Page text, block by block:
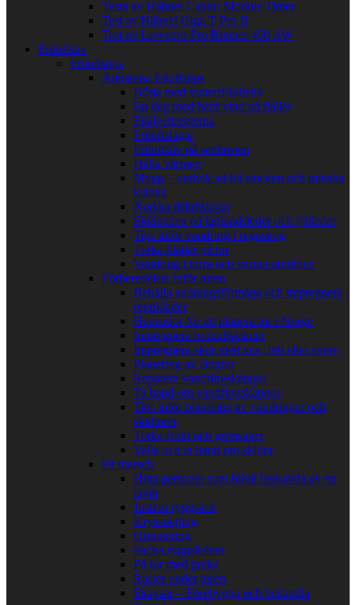
Testa av Hähnel Captur Module Timer
Test av Hähnel Giga T Pro II
Test av Lowepro Pro Runner 450 AW
Friluftsliv
Friluftstips
Allmänna friluftstips
Börja med vinterfriluftsliv
En dag med hård vind på fjället
Fjällvettreglerna
Friluftslagar
Friluftsliv på senhösten
Hålla värmen
Mygg – undvik att bli stucken och minska
klådan
Norska friluftslagar
Skillnaden på låglandsleder och fjälleder
Tips inför vandring i regnskog
Torka kläder på tur
Vandring i torra och varma områden
Förberedelser inför turen
Behålla andningsförmåga och impregnera
regnkläder
Hemsidor för att planera tur i Norge
Impregnera bomullskläder
Impregnera skor med vax, fett eller spray
Planering av långtur
Reparera vandringskängor
Ta hand om vandringskängor
Tips inför planering av vandringar och
skidturer
Torka frukt och grönsaker
Valla och ta hand om skidor
På marsch
Hitta personer som blivit begravda av en
lavin
Justera ryggsäck
Krysspejling
Orientering
Packa ryggsäcken
På tur med pulka
Raster under turen
Skavsår – Förebygga och behandla